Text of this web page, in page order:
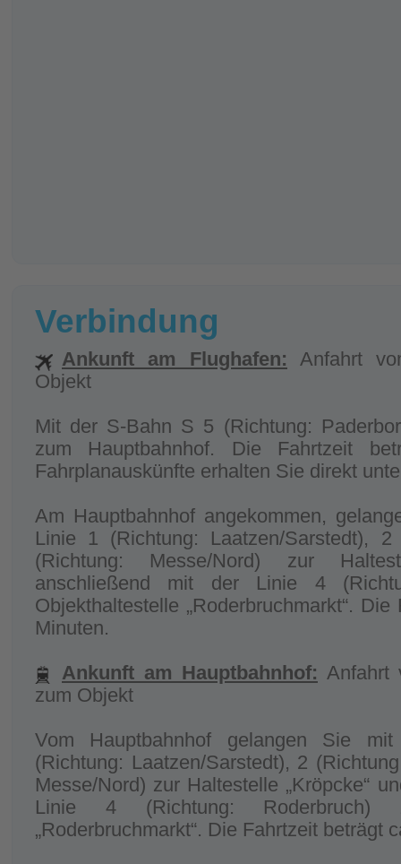
Verbindung
Ankunft am Flughafen: Anfahrt
Objekt
Mit der S-Bahn S 5 (Richtung:
zum Hauptbahnhof. Die Fahrtzeit
Fahrplanauskünfte erhalten Sie direkt
Am Hauptbahnhof angekommen,
Linie 1 (Richtung: Laatzen/Sarstedt),
(Richtung: Messe/Nord) zur
anschließend mit der Linie 4
Objekthaltestelle „Roderbruchmarkt“.
Minuten.
Ankunft am Hauptbahnhof: Anfahrt
zum Objekt
Vom Hauptbahnhof gelangen Sie
(Richtung: Laatzen/Sarstedt), 2
Messe/Nord) zur Haltestelle „Kröpcke“
Linie 4 (Richtung: Roderbruch)
„Roderbruchmarkt“. Die Fahrtzeit beträgt